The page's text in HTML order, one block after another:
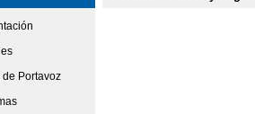
de Portavoz